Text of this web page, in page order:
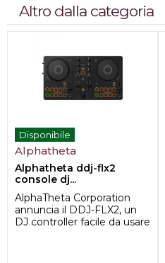
Altro dalla categoria
Disponibile
Alphatheta
Alphatheta ddj-flx2
console dj...
AlphaTheta Corporation
annuncia il DDJ-FLX2, un
DJ controller facile da usare